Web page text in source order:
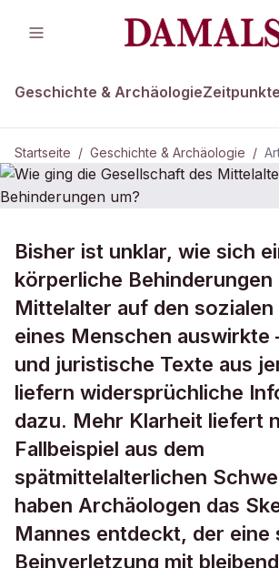
Geschichte & ArchäologieZeitpunkte
Startseite / Geschichte & Archäologie /
DAMALS Plus GESCHICHTE &
Wie ging die Gesellschaft
Mittelalters mit
Bisher ist unklar, wie sich
körperliche Behinderungen
Mittelalter auf den sozialen
eines Menschen auswirkte
und juristische Texte aus
liefern widersprüchliche
dazu. Mehr Klarheit liefert
Fallbeispiel aus dem
spätmittelalterlichen
haben Archäologen das
Mannes entdeckt, der eine
Beinverletzung mit